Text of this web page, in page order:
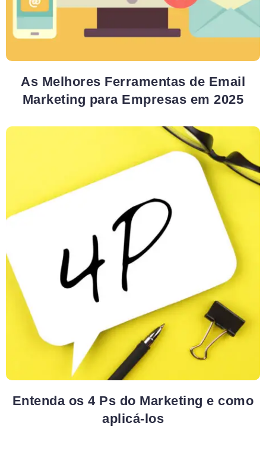
As Melhores Ferramentas de Email
Marketing para Empresas em 2025
Entenda os 4 Ps do Marketing e como
aplicá-los